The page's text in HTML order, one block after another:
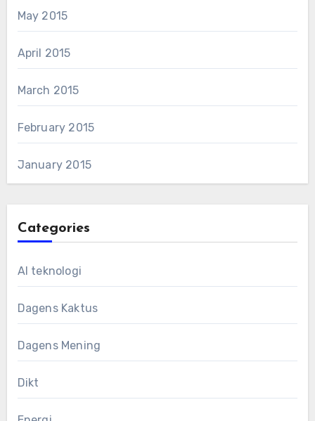
May 2015
April 2015
March 2015
February 2015
January 2015
Categories
AI teknologi
Dagens Kaktus
Dagens Mening
Dikt